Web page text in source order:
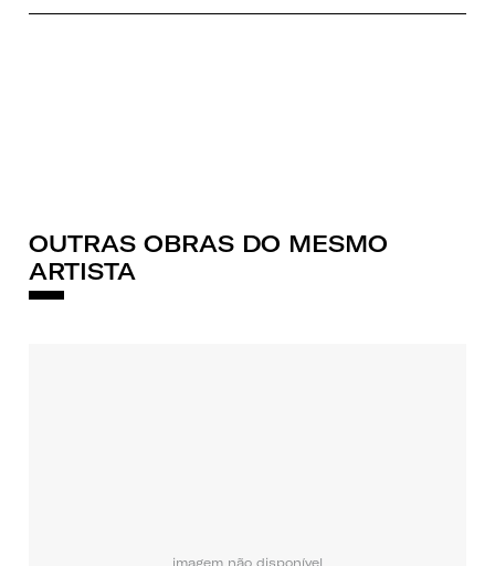
OUTRAS OBRAS DO MESMO
ARTISTA
imagem não disponível